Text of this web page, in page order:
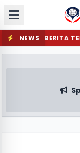
NEWS
MEMUAT BERITA